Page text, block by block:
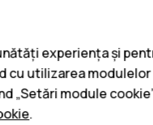
ele produse
ÎN STARE USCATĂ
experiența și
cu utilizarea
„Setări module
.